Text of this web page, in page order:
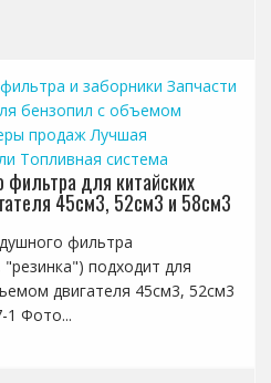
и заборники Запчасти
бензопил с объемом
продаж Лучшая
Топливная система
фильтра для китайских
45см3, 52см3 и 58см3
фильтра
подходит для
двигателя 45см3, 52см3
1 Фото...